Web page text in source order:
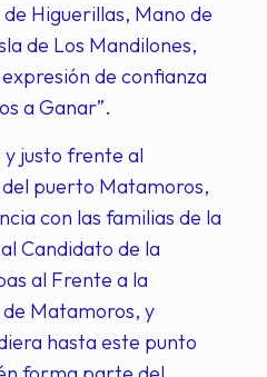
Higuerillas, Mano de
de Los Mandilones,
de confianza
a Ganar”.
justo frente al
puerto Matamoros,
con las familias de la
Candidato de la
al Frente a la
Matamoros, y
hasta este punto